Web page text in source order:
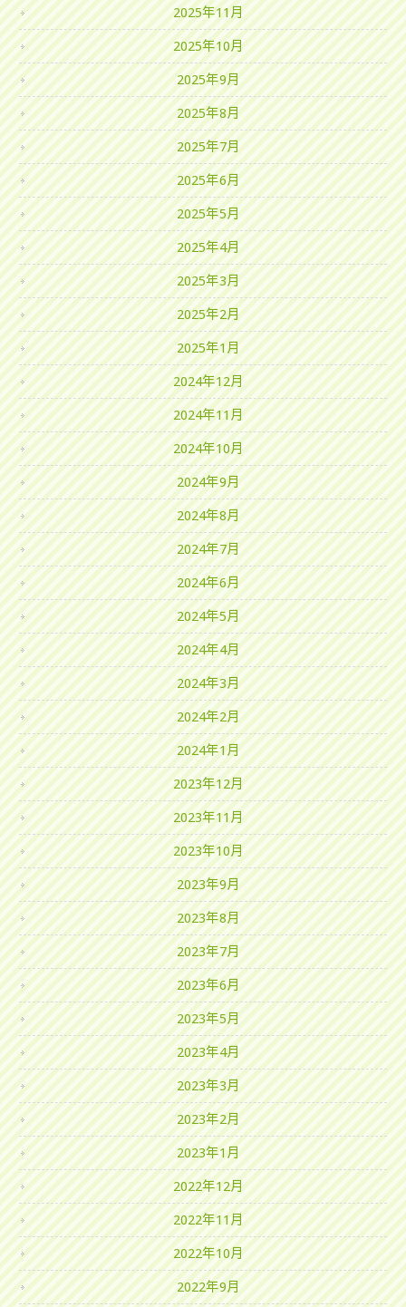
2025年11月
2025年10月
2025年9月
2025年8月
2025年7月
2025年6月
2025年5月
2025年4月
2025年3月
2025年2月
2025年1月
2024年12月
2024年11月
2024年10月
2024年9月
2024年8月
2024年7月
2024年6月
2024年5月
2024年4月
2024年3月
2024年2月
2024年1月
2023年12月
2023年11月
2023年10月
2023年9月
2023年8月
2023年7月
2023年6月
2023年5月
2023年4月
2023年3月
2023年2月
2023年1月
2022年12月
2022年11月
2022年10月
2022年9月